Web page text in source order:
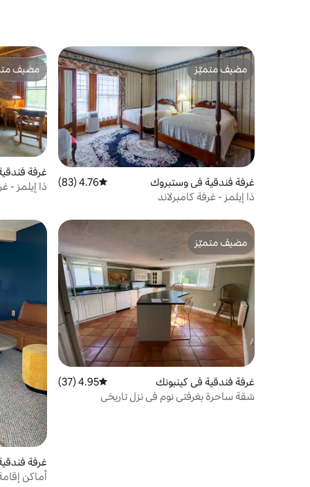
مضيف متميّز
مضيف متميّز
غرفة فندقية في وستبروك متوسط التقييم 4.76 من 5، 83 مراجعات
4.76 (83)
ذا إيلمز - غرفة كامبرلاند
مضيف
مضيف
غرفة
ذا إيلمز -
مضيف متميّز
مضيف متميّز
غرفة فندقية في كينبونك متوسط التقييم 4.95 من 5، 37 مراجعات
4.95 (37)
شقة ساحرة بغرفتي نوم في نزل تاريخي
غرفة
أماكن